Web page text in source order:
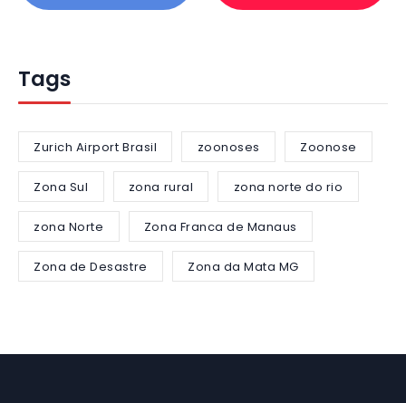
Tags
Zurich Airport Brasil zoonoses Zoonose
Zona Sul zona rural zona norte do rio
zona Norte Zona Franca de Manaus
Zona de Desastre Zona da Mata MG